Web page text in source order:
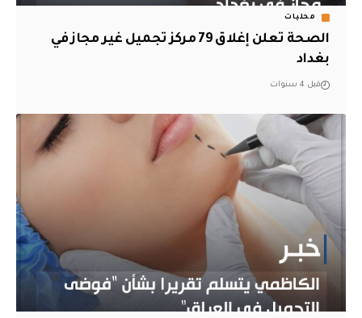
محليات
الصحة تعلن إغلاق 79 مركز تجميل غير مجاز في
بغداد
قبل 4 سنوات